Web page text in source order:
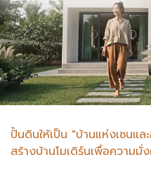
ปั้นดินให้เป็น "บ้านแห่งเซนแ
สร้างบ้านโมเดิร์นเพื่อความมั่